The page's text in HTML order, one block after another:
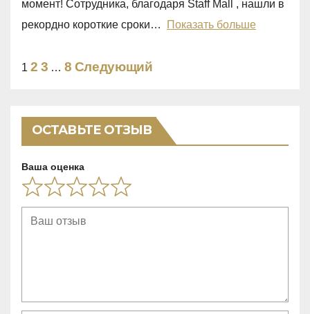
момент! Сотрудника, благодаря Staff Mall , нашли в
рекордно короткие сроки
Показать больше
Site
навигация
Страница
1 Страница
2 Страница
3 … Страница
8 Следующий
ОСТАВЬТЕ ОТЗЫВ
Ваша оценка